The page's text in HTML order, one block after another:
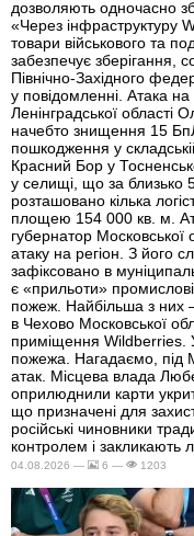
дозволяють одночасно
«Через інфраструктуру
товари військового та
забезпечує зберігання,
Північно-Західного
у повідомленні. Атака
Ленінградської області
начебто знищення 15
пошкодження у
Красний Бор у
у селищі, що за близько
розташовано кілька
площею 154 000 кв. м.
губернатор Московської
атаку на регіон. З його
зафіксовано в
є «прильоти»
пожеж. Найбільша з них
в Чехово Московської
приміщення Wildberries.
пожежа. Нагадаємо, під
атак. Місцева влада
оприлюднили карти
що призначені для
російські чиновники
контролем і закликають
04.08.2026 — 6 — 1203